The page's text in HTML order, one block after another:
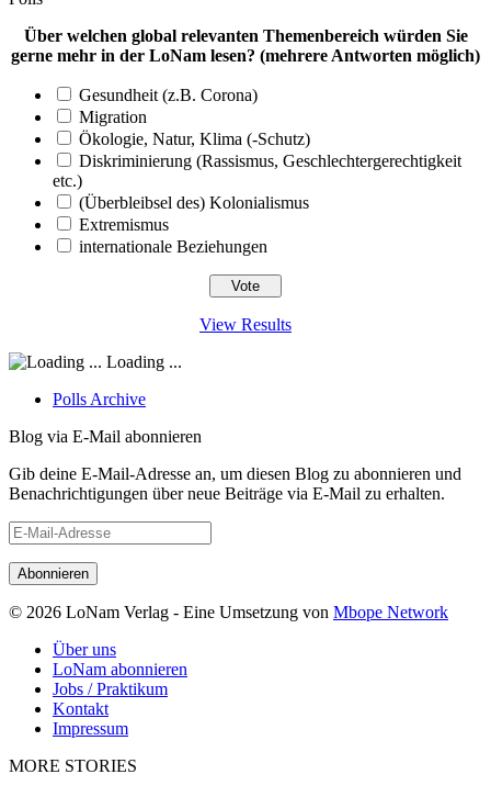
Über welchen global relevanten Themenbereich würden Sie
gerne mehr in der LoNam lesen? (mehrere Antworten möglich)
Gesundheit (z.B. Corona)
Migration
Ökologie, Natur, Klima (-Schutz)
Diskriminierung (Rassismus, Geschlechtergerechtigkeit
etc.)
(Überbleibsel des) Kolonialismus
Extremismus
internationale Beziehungen
View Results
Loading ...
Polls Archive
Blog via E-Mail abonnieren
Gib deine E-Mail-Adresse an, um diesen Blog zu abonnieren und
Benachrichtigungen über neue Beiträge via E-Mail zu erhalten.
E-
Mail-
Adresse
© 2026 LoNam Verlag - Eine Umsetzung von Mbope Network
Über uns
LoNam abonnieren
Jobs / Praktikum
Kontakt
Impressum
MORE STORIES